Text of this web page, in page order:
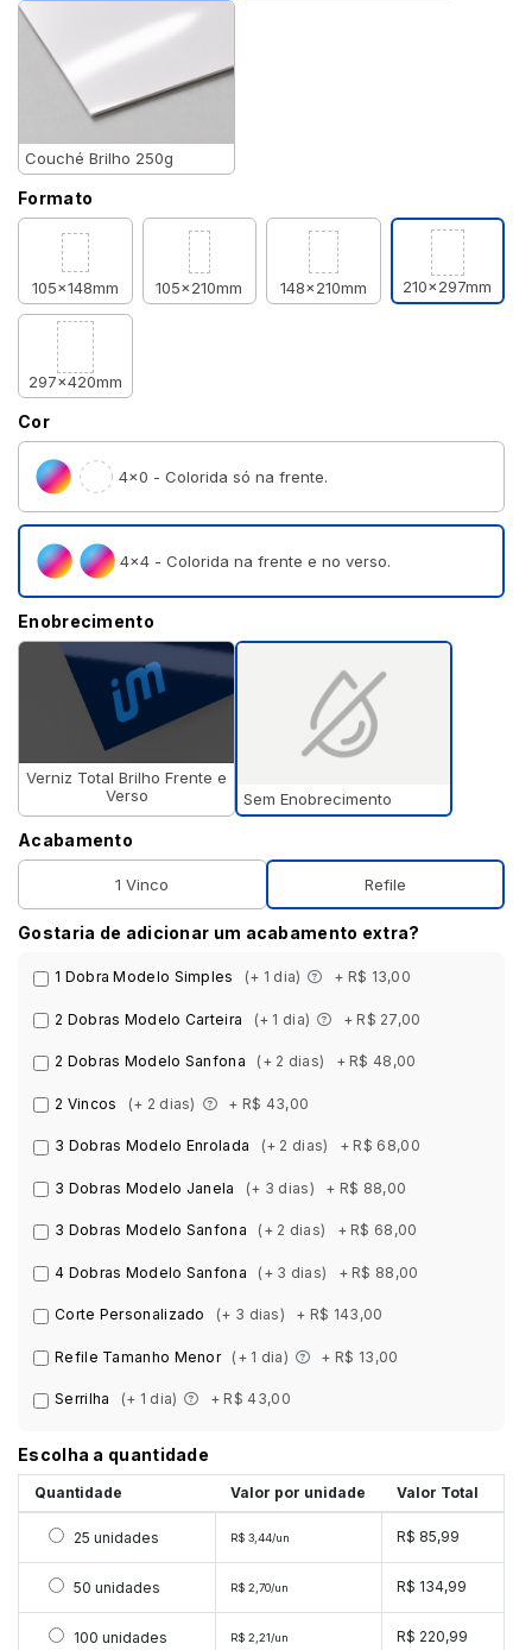
Couché Brilho 250g
Formato
105x148mm 105x210mm 148x210mm 210x297mm
297x420mm
Cor
4×0 - Colorida só na frente.
4×4 - Colorida na frente e no verso.
Enobrecimento
Verniz Total Brilho Frente e
Verso
Sem Enobrecimento
Acabamento
1 Vinco Refile
Gostaria de adicionar um acabamento extra?
1 Dobra Modelo Simples (+ 1 dia) + R$ 13,00
2 Dobras Modelo Carteira (+ 1 dia) + R$ 27,00
2 Dobras Modelo Sanfona (+ 2 dias) + R$ 48,00
2 Vincos (+ 2 dias) + R$ 43,00
3 Dobras Modelo Enrolada (+ 2 dias) + R$ 68,00
3 Dobras Modelo Janela (+ 3 dias) + R$ 88,00
3 Dobras Modelo Sanfona (+ 2 dias) + R$ 68,00
4 Dobras Modelo Sanfona (+ 3 dias) + R$ 88,00
Corte Personalizado (+ 3 dias) + R$ 143,00
Refile Tamanho Menor (+ 1 dia) + R$ 13,00
Serrilha (+ 1 dia) + R$ 43,00
Escolha a quantidade
Quantidade Valor por unidade Valor Total
Selecionar 25 unidades
25 unidades R$ 3,44/un R$ 85,99
Selecionar 50 unidades
50 unidades R$ 2,70/un R$ 134,99
Selecionar 100 unidades
100 unidades R$ 2,21/un R$ 220,99